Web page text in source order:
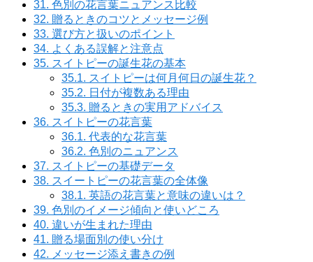
31. 色別の花言葉ニュアンス比較
32. 贈るときのコツとメッセージ例
33. 選び方と扱いのポイント
34. よくある誤解と注意点
35. スイトピーの誕生花の基本
35.1. スイトピーは何月何日の誕生花？
35.2. 日付が複数ある理由
35.3. 贈るときの実用アドバイス
36. スイトピーの花言葉
36.1. 代表的な花言葉
36.2. 色別のニュアンス
37. スイトピーの基礎データ
38. スイートピーの花言葉の全体像
38.1. 英語の花言葉と意味の違いは？
39. 色別のイメージ傾向と使いどころ
40. 違いが生まれた理由
41. 贈る場面別の使い分け
42. メッセージ添え書きの例